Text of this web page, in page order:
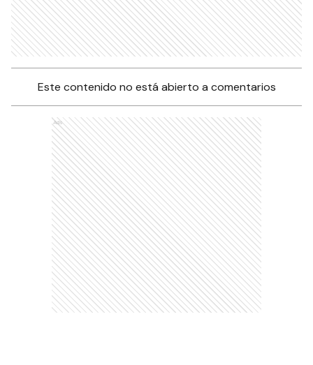
Este contenido no está abierto a comentarios
Ads